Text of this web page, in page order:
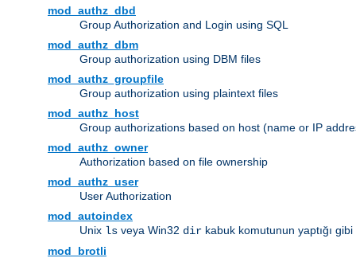
mod_authz_dbd
Group Authorization and Login using SQL
mod_authz_dbm
Group authorization using DBM files
mod_authz_groupfile
Group authorization using plaintext files
mod_authz_host
Group authorizations based on host (name or IP
mod_authz_owner
Authorization based on file ownership
mod_authz_user
User Authorization
mod_autoindex
Unix ls veya Win32 dir kabuk komutunun yaptığı
mod_brotli